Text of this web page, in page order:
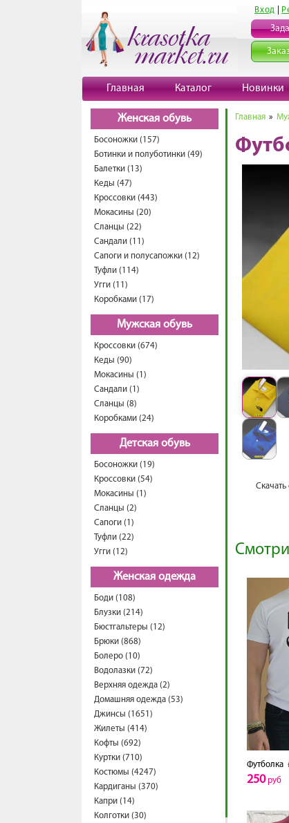
Вход
Главная Каталог Новинки
Женская обувь
Босоножки (157)
Ботинки и полуботинки (49)
Балетки (13)
Кеды (47)
Кроссовки (443)
Мокасины (20)
Сланцы (22)
Сандали (11)
Сапоги и полусапожки (12)
Туфли (114)
Угги (11)
Коробками (17)
Мужская обувь
Кроссовки (674)
Кеды (90)
Мокасины (1)
Сандали (1)
Сланцы (8)
Коробками (24)
Детская обувь
Босоножки (19)
Кроссовки (54)
Мокасины (1)
Сланцы (2)
Сапоги (1)
Туфли (22)
Угги (12)
Женская одежда
Боди (108)
Блузки (214)
Бюстгальтеры (12)
Брюки (868)
Болеро (10)
Водолазки (72)
Верхняя одежда (2)
Домашняя одежда (53)
Джинсы (1651)
Жилеты (414)
Кофты (692)
Куртки (710)
Костюмы (4247)
Кардиганы (370)
Капри (14)
Колготки (30)
Главная »
Футболка
250руб